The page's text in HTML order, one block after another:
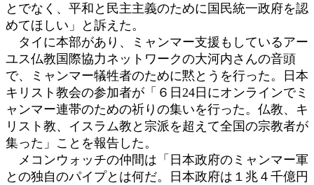
とでなく、平和と民主主義のために国民統一政府を認
めてほしい」と訴えた。
タイに本部があり、ミャンマー支援もしているアー
ユス仏教国際協力ネットワークの大河内さんの音頭
で、ミャンマー犠牲者のために黙とうを行った。日本
キリスト教会の参加者が「６日24日にオンラインでミ
ャンマー連帯のための祈りの集いを行った。仏教、キ
リスト教、イスラム教と宗派を超えて全国の宗教者が
集った」ことを報告した。
メコンウォッチの仲間は「日本政府のミャンマー軍
との独自のパイプとは何だ。日本政府は１兆４千億円